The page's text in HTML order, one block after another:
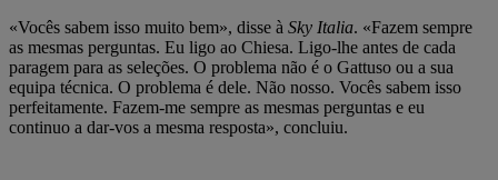
«Vocês sabem isso muito bem», disse à Sky Italia. «Fazem sempre
as mesmas perguntas. Eu ligo ao Chiesa. Ligo-lhe antes de cada
paragem para as seleções. O problema não é o Gattuso ou a sua
equipa técnica. O problema é dele. Não nosso. Vocês sabem isso
perfeitamente. Fazem-me sempre as mesmas perguntas e eu
continuo a dar-vos a mesma resposta», concluiu.